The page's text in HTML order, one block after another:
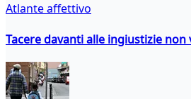
Atlante affettivo
Tacere davanti alle ingiustizie